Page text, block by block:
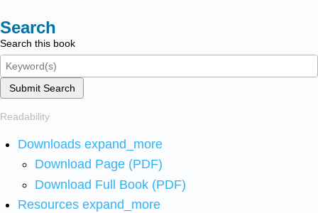
Search
Search this book
Submit Search
Readability
Downloads expand_more
Download Page (PDF)
Download Full Book (PDF)
Resources expand_more